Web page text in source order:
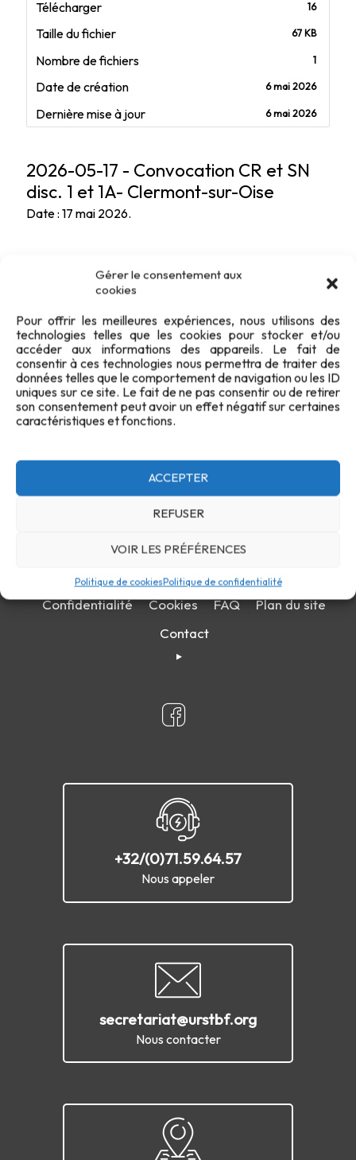
Gérer le consentement aux
cookies
Pour offrir les meilleures expériences, nous utilisons des
technologies telles que les cookies pour stocker et/ou
accéder aux informations des appareils. Le fait de
consentir à ces technologies nous permettra de traiter des
données telles que le comportement de navigation ou les ID
uniques sur ce site. Le fait de ne pas consentir ou de retirer
son consentement peut avoir un effet négatif sur certaines
caractéristiques et fonctions.
ACCEPTER
REFUSER
VOIR LES PRÉFÉRENCES
Politique de cookiesPolitique de confidentialité
Télécharger 16
Taille du fichier 67 KB
Nombre de fichiers 1
Date de création 6 mai 2026
Dernière mise à jour 6 mai 2026
2026-05-17 - Convocation CR et SN
disc. 1 et 1A- Clermont-sur-Oise
Date : 17 mai 2026.
Confidentialité Cookies FAQ
Plan du site
Contact
+32/(0)71.59.64.57
Nous appeler
secretariat@urstbf.org
Nous contacter